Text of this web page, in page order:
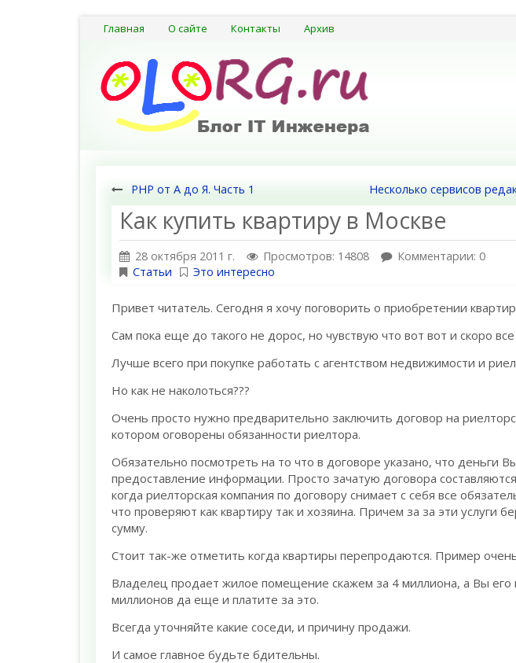
Главная О сайте Контакты Архив
PHP от А до Я. Часть 1 Несколько сервисов
Как купить квартиру в Москве
28 октября 2011 г. Просмотров: 14808
Комментарии: 0
Статьи
Это интересно
Привет читатель. Сегодня я хочу поговорить о приобретении
Сам пока еще до такого не дорос, но чувствую что вот вот и скоро все
Лучше всего при покупке работать с агентством недвижимости и
Но как не наколоться???
Очень просто нужно предварительно заключить договор на
котором оговорены обязанности риелтора.
Обязательно посмотреть на то что в договоре указано, что деньги
предоставление информации. Просто зачатую договора
когда риелторская компания по договору снимает с себя все
что проверяют как квартиру так и хозяина. Причем за за эти услуги
сумму.
Стоит так-же отметить когда квартиры перепродаются. Пример
Владелец продает жилое помещение скажем за 4 миллиона, а Вы его
миллионов да еще и платите за это.
Всегда уточняйте какие соседи, и причину продажи.
И самое главное будьте бдительны.